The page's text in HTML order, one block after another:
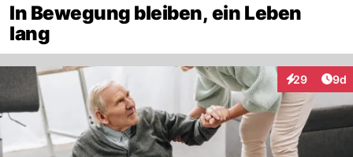
In Bewegung bleiben, ein Leben
lang
29
Interaktionen
9d